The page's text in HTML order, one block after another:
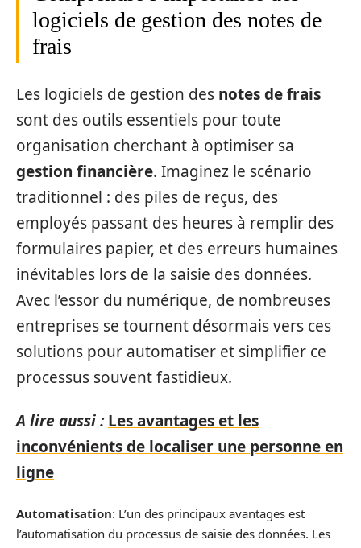
logiciels de gestion des notes de
frais
Les logiciels de gestion des notes de frais
sont des outils essentiels pour toute
organisation cherchant à optimiser sa
gestion financière. Imaginez le scénario
traditionnel : des piles de reçus, des
employés passant des heures à remplir des
formulaires papier, et des erreurs humaines
inévitables lors de la saisie des données.
Avec l’essor du numérique, de nombreuses
entreprises se tournent désormais vers ces
solutions pour automatiser et simplifier ce
processus souvent fastidieux.
A lire aussi : Les avantages et les
inconvénients de localiser une personne en
ligne
Automatisation: L’un des principaux avantages est
l’automatisation du processus de saisie des données. Les